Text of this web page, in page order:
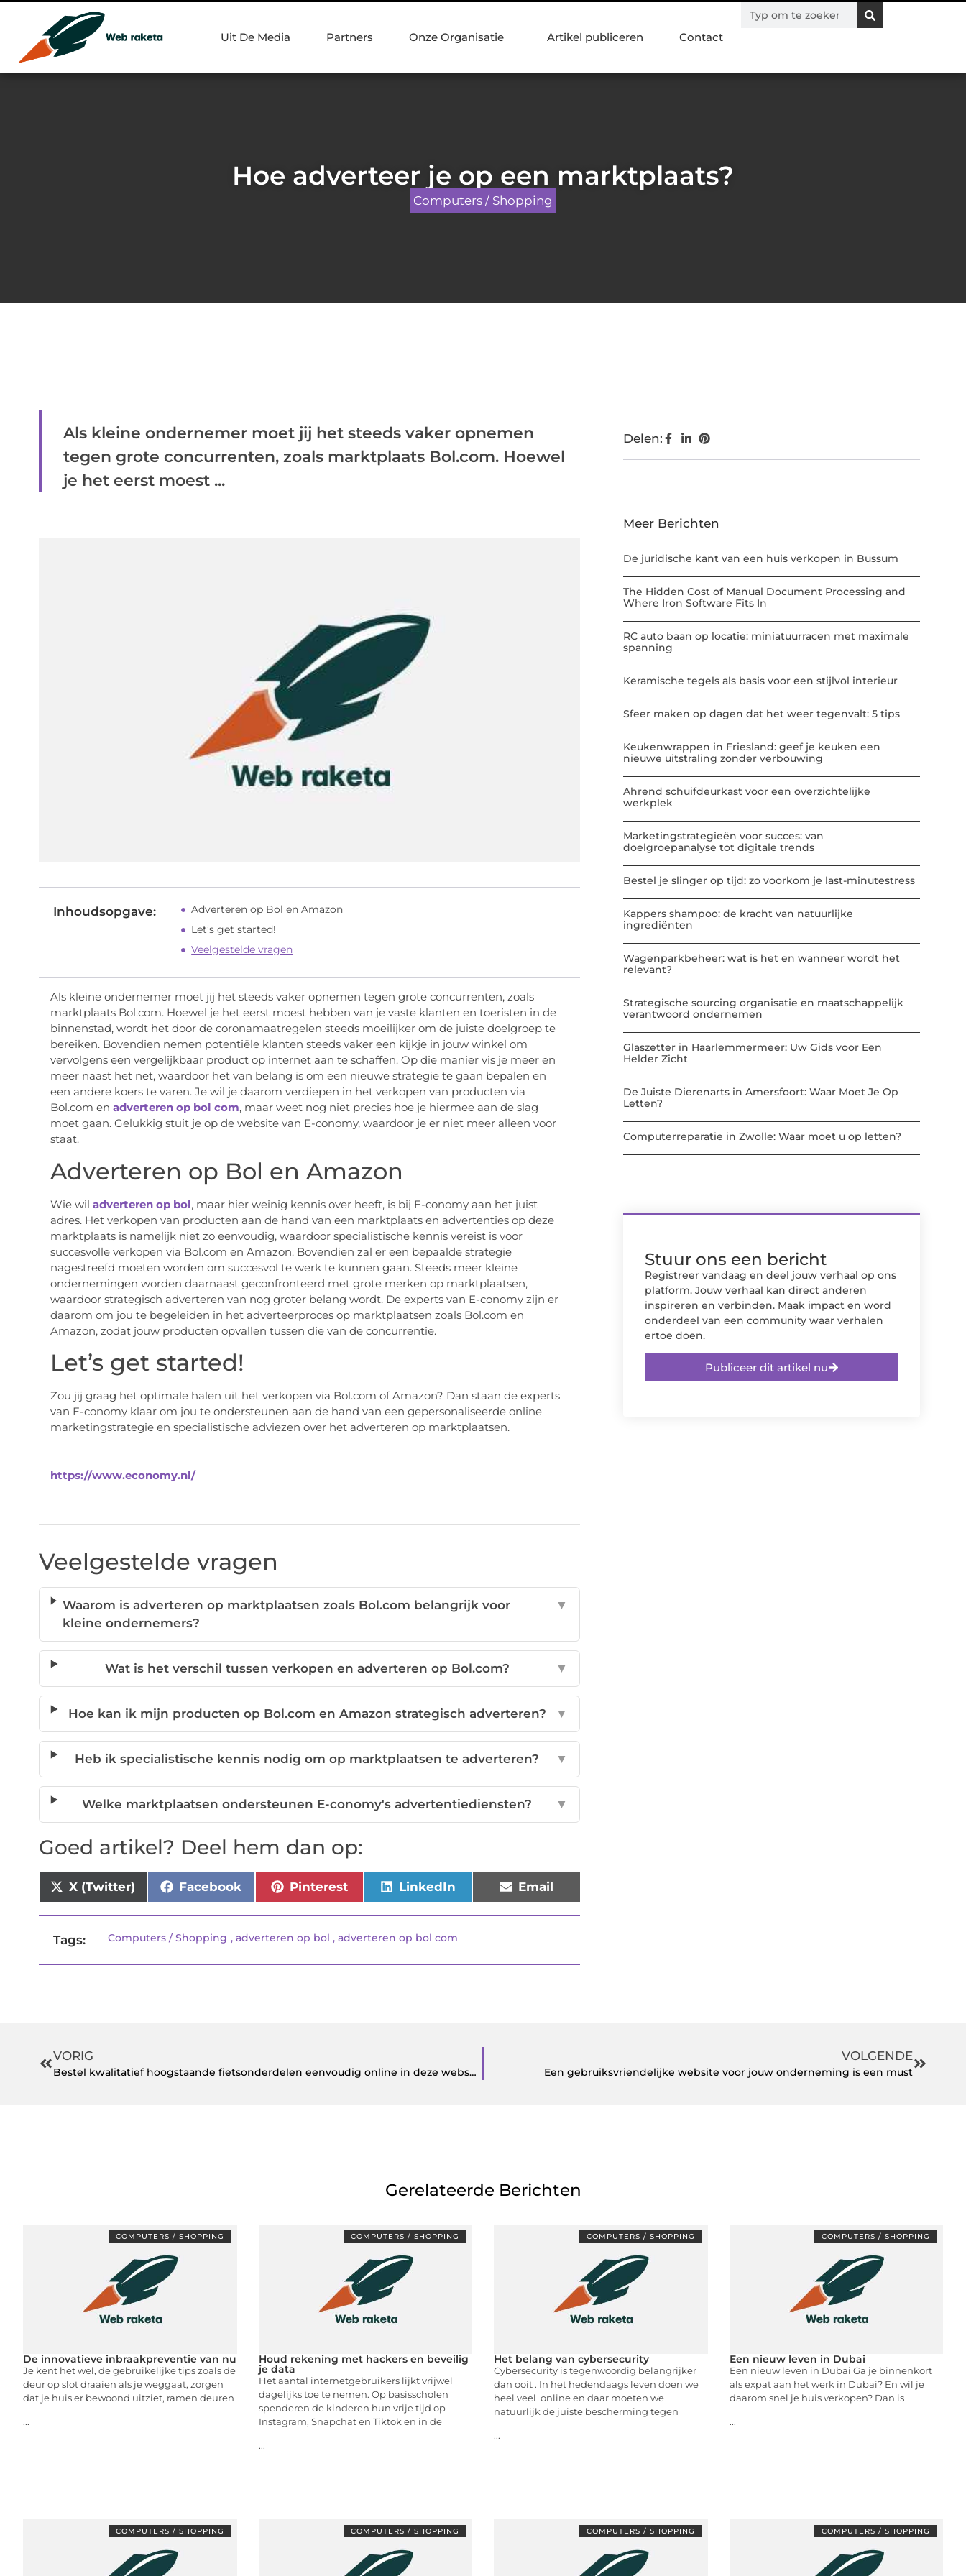
Uit De Media Partners Onze Organisatie Artikel publiceren Contact
Hoe adverteer je op een marktplaats?
Computers / Shopping
Als kleine ondernemer moet jij het steeds vaker opnemen
tegen grote concurrenten, zoals marktplaats Bol.com. Hoewel
je het eerst moest ...
Inhoudsopgave:
Adverteren op Bol en Amazon
Let’s get started!
Veelgestelde vragen
Als kleine ondernemer moet jij het steeds vaker opnemen tegen grote concurrenten, zoals
marktplaats Bol.com. Hoewel je het eerst moest hebben van je vaste klanten en toeristen in de
binnenstad, wordt het door de coronamaatregelen steeds moeilijker om de juiste doelgroep te
bereiken. Bovendien nemen potentiële klanten steeds vaker een kijkje in jouw winkel om
vervolgens een vergelijkbaar product op internet aan te schaffen. Op die manier vis je meer en
meer naast het net, waardoor het van belang is om een nieuwe strategie te gaan bepalen en
een andere koers te varen. Je wil je daarom verdiepen in het verkopen van producten via
Bol.com en adverteren op bol com, maar weet nog niet precies hoe je hiermee aan de slag
moet gaan. Gelukkig stuit je op de website van E-conomy, waardoor je er niet meer alleen voor
staat.
Adverteren op Bol en Amazon
Wie wil adverteren op bol, maar hier weinig kennis over heeft, is bij E-conomy aan het juist
adres. Het verkopen van producten aan de hand van een marktplaats en advertenties op deze
marktplaats is namelijk niet zo eenvoudig, waardoor specialistische kennis vereist is voor
succesvolle verkopen via Bol.com en Amazon. Bovendien zal er een bepaalde strategie
nagestreefd moeten worden om succesvol te werk te kunnen gaan. Steeds meer kleine
ondernemingen worden daarnaast geconfronteerd met grote merken op marktplaatsen,
waardoor strategisch adverteren van nog groter belang wordt. De experts van E-conomy zijn er
daarom om jou te begeleiden in het adverteerproces op marktplaatsen zoals Bol.com en
Amazon, zodat jouw producten opvallen tussen die van de concurrentie.
Let’s get started!
Zou jij graag het optimale halen uit het verkopen via Bol.com of Amazon? Dan staan de experts
van E-conomy klaar om jou te ondersteunen aan de hand van een gepersonaliseerde online
marketingstrategie en specialistische adviezen over het adverteren op marktplaatsen.
https://www.economy.nl/
Veelgestelde vragen
Waarom is adverteren op marktplaatsen zoals Bol.com belangrijk voor
kleine ondernemers?
▼
Wat is het verschil tussen verkopen en adverteren op Bol.com? ▼
Hoe kan ik mijn producten op Bol.com en Amazon strategisch adverteren? ▼
Heb ik specialistische kennis nodig om op marktplaatsen te adverteren? ▼
Welke marktplaatsen ondersteunen E-conomy's advertentiediensten? ▼
Goed artikel? Deel hem dan op:
X (Twitter) Facebook Pinterest LinkedIn Email
Tags: Computers / Shopping ,adverteren op bol ,adverteren op bol com
Delen:
Meer Berichten
De juridische kant van een huis verkopen in Bussum
The Hidden Cost of Manual Document Processing and
Where Iron Software Fits In
RC auto baan op locatie: miniatuurracen met maximale
spanning
Keramische tegels als basis voor een stijlvol interieur
Sfeer maken op dagen dat het weer tegenvalt: 5 tips
Keukenwrappen in Friesland: geef je keuken een
nieuwe uitstraling zonder verbouwing
Ahrend schuifdeurkast voor een overzichtelijke
werkplek
Marketingstrategieën voor succes: van
doelgroepanalyse tot digitale trends
Bestel je slinger op tijd: zo voorkom je last-minutestress
Kappers shampoo: de kracht van natuurlijke
ingrediënten
Wagenparkbeheer: wat is het en wanneer wordt het
relevant?
Strategische sourcing organisatie en maatschappelijk
verantwoord ondernemen
Glaszetter in Haarlemmermeer: Uw Gids voor Een
Helder Zicht
De Juiste Dierenarts in Amersfoort: Waar Moet Je Op
Letten?
Computerreparatie in Zwolle: Waar moet u op letten?
Stuur ons een bericht
Registreer vandaag en deel jouw verhaal op ons
platform. Jouw verhaal kan direct anderen
inspireren en verbinden. Maak impact en word
onderdeel van een community waar verhalen
ertoe doen.
Publiceer dit artikel nu
VORIG
Bestel kwalitatief hoogstaande fietsonderdelen eenvoudig online in deze webshop
VOLGENDE
Een gebruiksvriendelijke website voor jouw onderneming is een must
Gerelateerde Berichten
COMPUTERS / SHOPPING
De innovatieve inbraakpreventie van nu
Je kent het wel, de gebruikelijke tips zoals de
deur op slot draaien als je weggaat, zorgen
dat je huis er bewoond uitziet, ramen deuren
...
COMPUTERS / SHOPPING
Houd rekening met hackers en beveilig
je data
Het aantal internetgebruikers lijkt vrijwel
dagelijks toe te nemen. Op basisscholen
spenderen de kinderen hun vrije tijd op
Instagram, Snapchat en Tiktok en in de
...
COMPUTERS / SHOPPING
Het belang van cybersecurity
Cybersecurity is tegenwoordig belangrijker
dan ooit . In het hedendaags leven doen we
heel veel online en daar moeten we
natuurlijk de juiste bescherming tegen
...
COMPUTERS / SHOPPING
Een nieuw leven in Dubai
Een nieuw leven in Dubai Ga je binnenkort
als expat aan het werk in Dubai? En wil je
daarom snel je huis verkopen? Dan is
...
COMPUTERS / SHOPPING COMPUTERS / SHOPPING COMPUTERS / SHOPPING COMPUTERS / SHOPPING